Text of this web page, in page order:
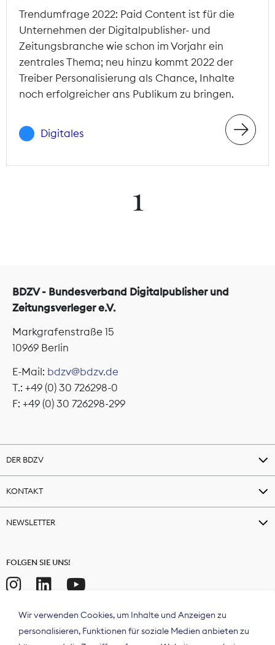
Trendumfrage 2022: Paid Content ist für die
Unternehmen der Digitalpublisher- und
Zeitungsbranche wie schon im Vorjahr ein
zentrales Thema; neu hinzu kommt 2022 der
Treiber Personalisierung als Chance, Inhalte
noch erfolgreicher ans Publikum zu bringen.
Digitales
1
BDZV - Bundesverband Digitalpublisher und
Zeitungsverleger e.V.
Markgrafenstraße 15
10969 Berlin
E-Mail: bdzv@bdzv.de
T.: +49 (0) 30 726298-0
F: +49 (0) 30 726298-299
DER BDZV
KONTAKT
NEWSLETTER
FOLGEN SIE UNS!
Wir verwenden Cookies, um Inhalte und Anzeigen zu
personalisieren, Funktionen für soziale Medien anbieten zu